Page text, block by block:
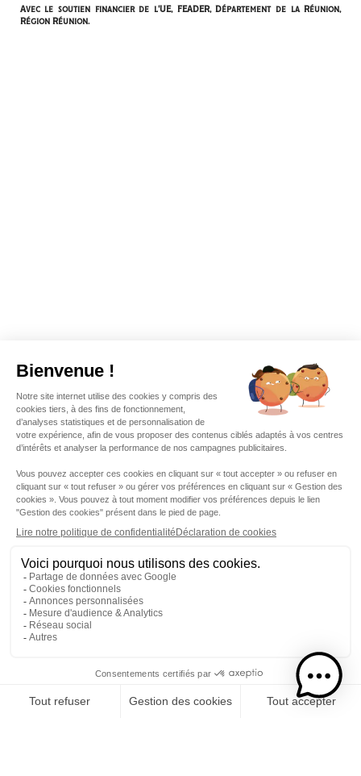
Avec le soutien financier de l'UE, FEADER, Département de la Réunion,
Région Réunion.